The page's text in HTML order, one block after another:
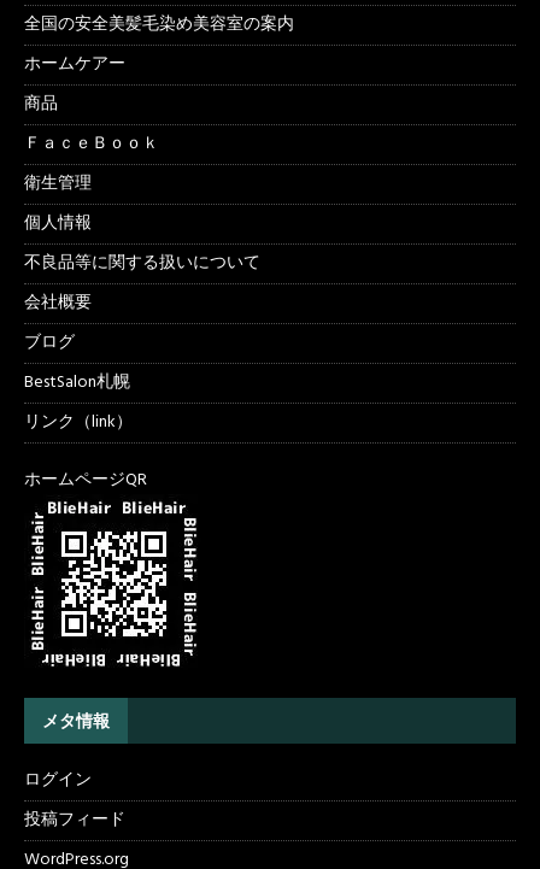
全国の安全美髪毛染め美容室の案内
ホームケアー
商品
ＦａｃｅＢｏｏｋ
衛生管理
個人情報
不良品等に関する扱いについて
会社概要
ブログ
BestSalon札幌
リンク（link）
ホームページQR
メタ情報
ログイン
投稿フィード
WordPress.org